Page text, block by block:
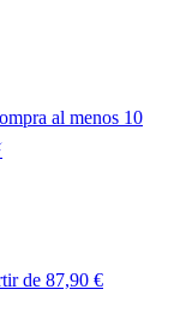
al menos 10
de 87,90 €